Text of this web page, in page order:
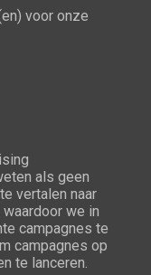
voor onze
als geen
vertalen naar
we in
campagnes te
campagnes op
te lanceren.